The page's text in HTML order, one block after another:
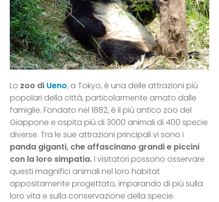
Lo zoo di Ueno, a Tokyo, è una delle attrazioni più
popolari della città, particolarmente amato dalle
famiglie. Fondato nel 1882, è il più antico zoo del
Giappone e ospita più di 3000 animali di 400 specie
diverse. Tra le sue attrazioni principali vi sono i
panda giganti, che affascinano grandi e piccini
con la loro simpatia.I visitatori possono osservare
questi magnifici animali nel loro habitat
appositamente progettato, imparando di più sulla
loro vita e sulla conservazione della specie.